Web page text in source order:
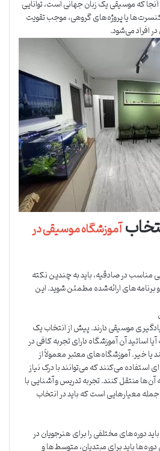
آنجا که موسیقی یک زبان جهانی است، توانایی
یا پروژه‌های گروهی، موجب تقویت
افراد می‌شود.
آموزشگاه موسیقی در
در صادقیه، باید به چندین نکته
برنامه‌های ارائه‌شده مطمئن شوید. این
موسیقی دارند. پیش از انتخاب یک
اساتید آن آموزشگاه دارای تجربه کافی در
خیر. آموزشگاه‌های معتبر معمولاً از
استفاده می‌کنند که می‌توانند با درک نیاز
آن‌ها منتقل کنند. تجربه تدریس و آشنایی با
معیارهایی است که باید در انتخاب
دوره‌های مختلفی را برای هنرجویان در
باید برای مبتدیان، متوسط‌ها و